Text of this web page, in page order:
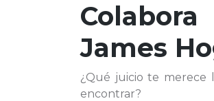
James
¿Qué juicio te merece
encontrar?